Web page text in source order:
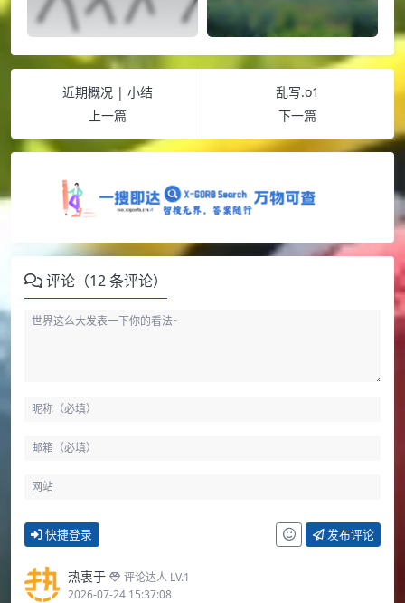
近期概况 | 小结
上一篇
乱写.o1
下一篇
评论（12 条评论）
快捷登录 发布评论
热衷于
评论达人 LV.1
2026-07-24 15:37:08